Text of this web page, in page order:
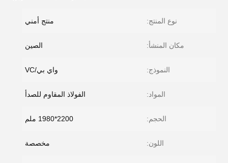
نوع المنتج: منتج أمني
مكان المنشأ: الصين
النموذج: واي بي/VC
المواد: الفولاذ المقاوم للصدأ
الحجم: 2200*1980 ملم
اللون: مخصصة